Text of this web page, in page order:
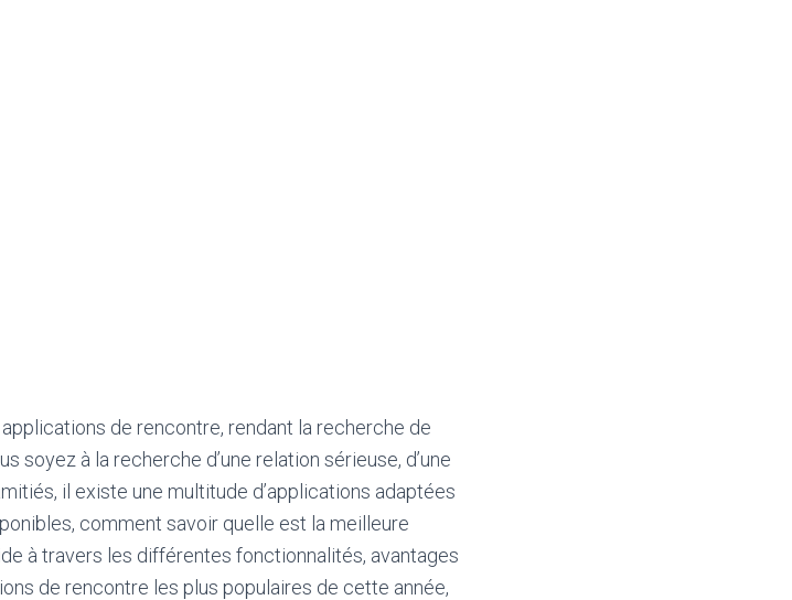
de rencontre, rendant la recherche de
soyez à la recherche d’une relation sérieuse, d’une
il existe une multitude d’applications adaptées
comment savoir quelle est la meilleure
à travers les différentes fonctionnalités, avantages
de rencontre les plus populaires de cette année,